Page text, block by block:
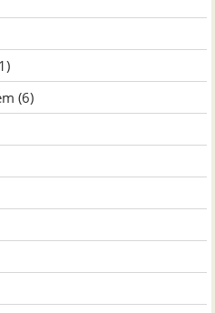
(6)